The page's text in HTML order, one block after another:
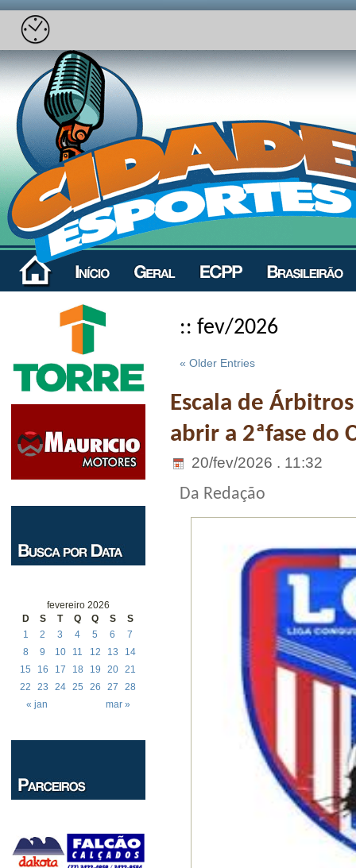
fevereiro 2026
D
S T Q Q S S
« jan mar »
1 2 3 4 5 6
7
8
9 10 11 12 13
14
15
16 17 18 19 20 21
22
23 24 25 26 27 28
:: fev/2026
« Older Entries
Escala de
abrir a 2ªfase do
20/fev/2026 . 11:32
Da Redação